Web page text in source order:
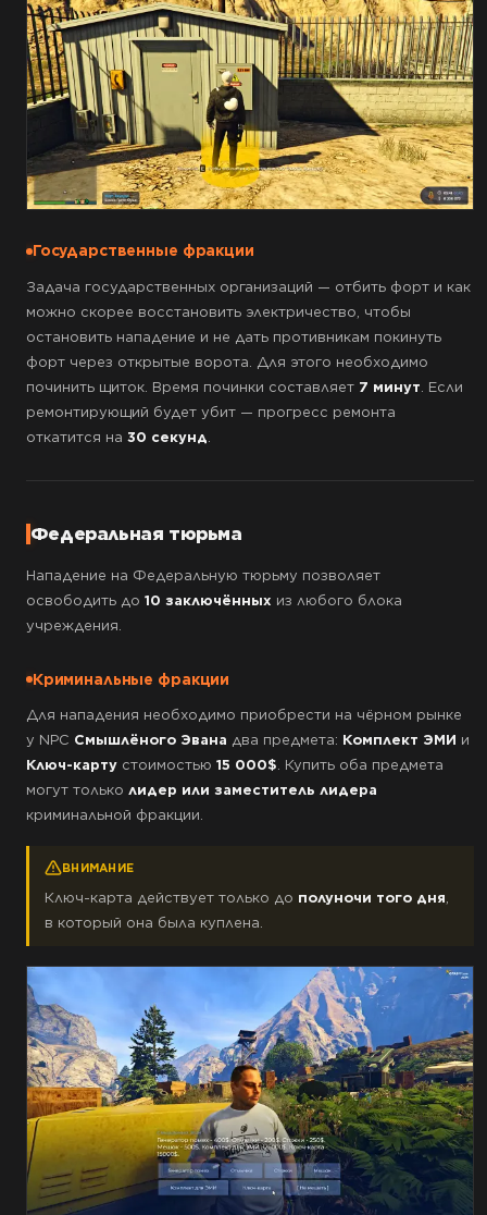
Государственные фракции
Задача государственных организаций — отбить форт и как
можно скорее восстановить электричество, чтобы
остановить нападение и не дать противникам покинуть
форт через открытые ворота. Для этого необходимо
починить щиток. Время починки составляет 7 минут . Если
ремонтирующий будет убит — прогресс ремонта
откатится на 30 секунд
Федеральная тюрьма
Нападение на Федеральную тюрьму позволяет
освободить до 10 заключённых из любого блока
учреждения.
Криминальные фракции
Для нападения необходимо приобрести на чёрном рынке
у NPC Смышлёного Эвана два предмета: Комплект ЭМИ и
Ключ-картустоимостью 15 000$ . Купить оба предмета
могут только лидер или заместитель лидера
криминальной фракции.
ВНИМАНИЕ
Ключ-карта действует только до полуночи того дня
в который она была куплена.